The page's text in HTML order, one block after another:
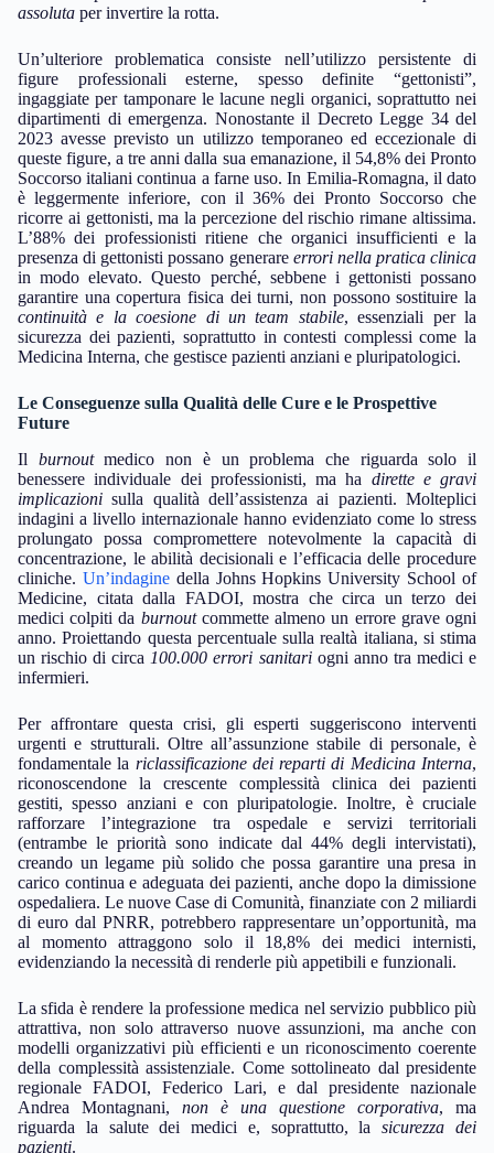
assoluta per invertire la rotta.
Un’ulteriore problematica consiste nell’utilizzo persistente di
figure professionali esterne, spesso definite “gettonisti”,
ingaggiate per tamponare le lacune negli organici, soprattutto nei
dipartimenti di emergenza. Nonostante il Decreto Legge 34 del
2023 avesse previsto un utilizzo temporaneo ed eccezionale di
queste figure, a tre anni dalla sua emanazione, il 54,8% dei Pronto
Soccorso italiani continua a farne uso. In Emilia-Romagna, il dato
è leggermente inferiore, con il 36% dei Pronto Soccorso che
ricorre ai gettonisti, ma la percezione del rischio rimane altissima.
L’88% dei professionisti ritiene che organici insufficienti e la
presenza di gettonisti possano generare errori nella pratica clinica
in modo elevato. Questo perché, sebbene i gettonisti possano
garantire una copertura fisica dei turni, non possono sostituire la
continuità e la coesione di un team stabile, essenziali per la
sicurezza dei pazienti, soprattutto in contesti complessi come la
Medicina Interna, che gestisce pazienti anziani e pluripatologici.
Le Conseguenze sulla Qualità delle Cure e le Prospettive
Future
Il burnoutmedico non è un problema che riguarda solo il
benessere individuale dei professionisti, ma ha dirette e gravi
implicazioni sulla qualità dell’assistenza ai pazienti. Molteplici
indagini a livello internazionale hanno evidenziato come lo stress
prolungato possa compromettere notevolmente la capacità di
concentrazione, le abilità decisionali e l’efficacia delle procedure
cliniche. Un’indaginedella Johns Hopkins University School of
Medicine, citata dalla FADOI, mostra che circa un terzo dei
medici colpiti da burnoutcommette almeno un errore grave ogni
anno. Proiettando questa percentuale sulla realtà italiana, si stima
un rischio di circa 100.000 errori sanitariogni anno tra medici e
infermieri.
Per affrontare questa crisi, gli esperti suggeriscono interventi
urgenti e strutturali. Oltre all’assunzione stabile di personale, è
fondamentale la riclassificazione dei reparti di Medicina Interna,
riconoscendone la crescente complessità clinica dei pazienti
gestiti, spesso anziani e con pluripatologie. Inoltre, è cruciale
rafforzare l’integrazione tra ospedale e servizi territoriali
(entrambe le priorità sono indicate dal 44% degli intervistati),
creando un legame più solido che possa garantire una presa in
carico continua e adeguata dei pazienti, anche dopo la dimissione
ospedaliera. Le nuove Case di Comunità, finanziate con 2 miliardi
di euro dal PNRR, potrebbero rappresentare un’opportunità, ma
al momento attraggono solo il 18,8% dei medici internisti,
evidenziando la necessità di renderle più appetibili e funzionali.
La sfida è rendere la professione medica nel servizio pubblico più
attrattiva, non solo attraverso nuove assunzioni, ma anche con
modelli organizzativi più efficienti e un riconoscimento coerente
della complessità assistenziale. Come sottolineato dal presidente
regionale FADOI, Federico Lari, e dal presidente nazionale
Andrea Montagnani, non è una questione corporativa, ma
riguarda la salute dei medici e, soprattutto, lasicurezza dei
pazienti.